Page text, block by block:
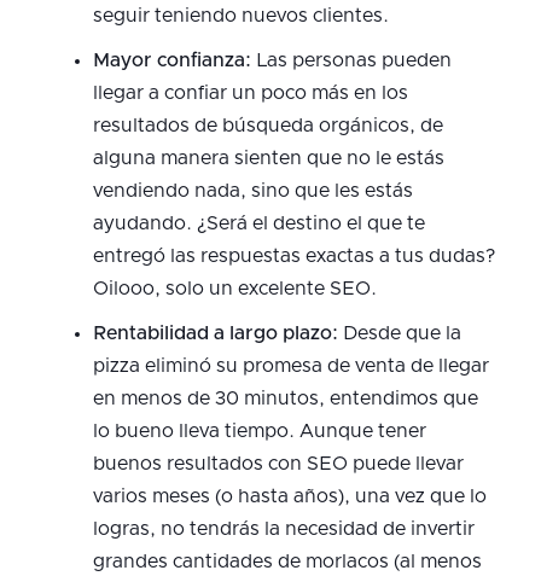
seguir teniendo nuevos clientes.
Mayor confianza: Las personas pueden
llegar a confiar un poco más en los
resultados de búsqueda orgánicos, de
alguna manera sienten que no le estás
vendiendo nada, sino que les estás
ayudando. ¿Será el destino el que te
entregó las respuestas exactas a tus dudas?
Oilooo, solo un excelente SEO.
Rentabilidad a largo plazo: Desde que la
pizza eliminó su promesa de venta de llegar
en menos de 30 minutos, entendimos que
lo bueno lleva tiempo. Aunque tener
buenos resultados con SEO puede llevar
varios meses (o hasta años), una vez que lo
logras, no tendrás la necesidad de invertir
grandes cantidades de morlacos (al menos